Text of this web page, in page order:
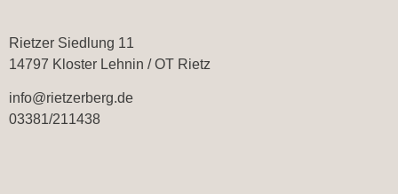
Rietzer Siedlung 11
14797 Kloster Lehnin / OT Rietz
info@rietzerberg.de
03381/211438